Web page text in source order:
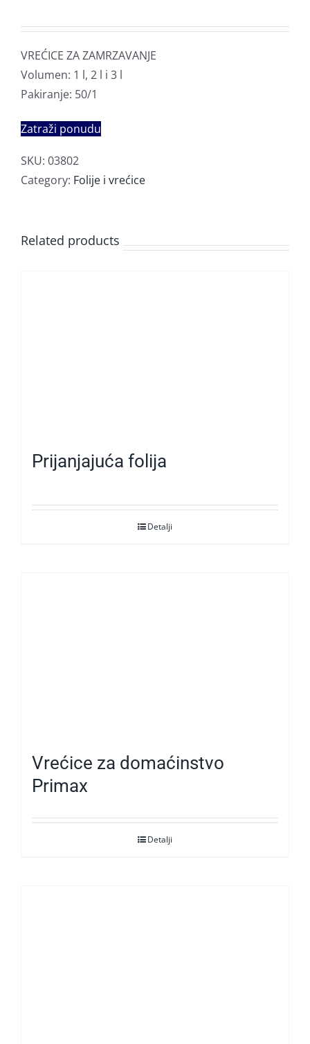
VREĆICE ZA ZAMRZAVANJE
Volumen: 1 l, 2 l i 3 l
Pakiranje: 50/1
Zatraži ponudu
SKU: 03802
Category: Folije i vrećice
Related products
Prijanjajuća folija
Detalji
Vrećice za domaćinstvo
Primax
Detalji